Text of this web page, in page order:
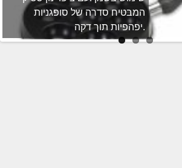
המבטיח סדרה של סופגניות
יפהפיות תוך דקה.